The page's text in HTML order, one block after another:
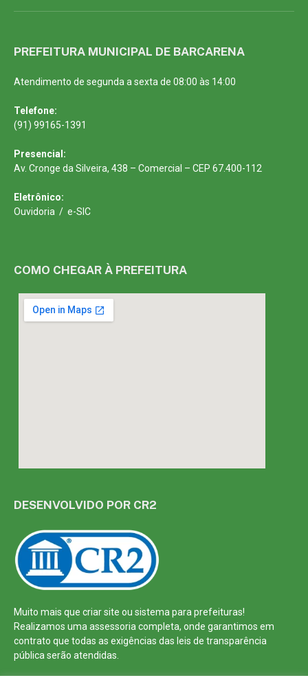
PREFEITURA MUNICIPAL DE BARCARENA
Atendimento de segunda a sexta de 08:00 às 14:00
Telefone:
(91) 99165-1391
Presencial:
Av. Cronge da Silveira, 438 – Comercial – CEP 67.400-112
Eletrônico:
Ouvidoria / e-SIC
COMO CHEGAR À PREFEITURA
DESENVOLVIDO POR CR2
Muito mais que criar site ou sistema para prefeituras!
Realizamos uma assessoria completa, onde garantimos em
contrato que todas as exigências das leis de transparência
pública serão atendidas.